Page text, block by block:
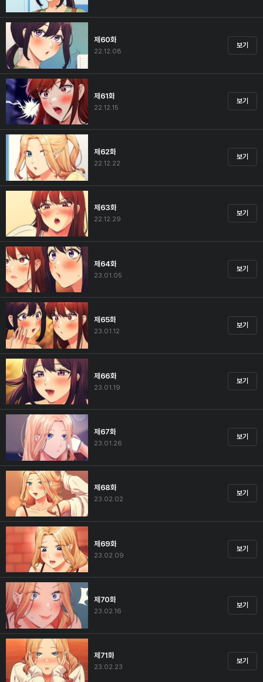
제60화
22.12.08
보기
제61화
22.12.15
보기
제62화
22.12.22
보기
제63화
22.12.29
보기
제64화
23.01.05
보기
제65화
23.01.12
보기
제66화
23.01.19
보기
제67화
23.01.26
보기
제68화
23.02.02
보기
제69화
23.02.09
보기
제70화
23.02.16
보기
제71화
23.02.23
보기